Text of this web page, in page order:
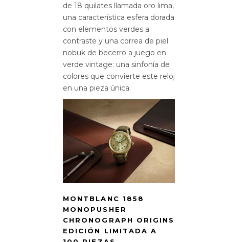
de 18 quilates llamada oro lima,
una característica esfera dorada
con elementos verdes a
contraste y una correa de piel
nobuk de becerro a juego en
verde vintage: una sinfonía de
colores que convierte este reloj
en una pieza única.
MONTBLANC 1858
MONOPUSHER
CHRONOGRAPH ORIGINS
EDICIÓN LIMITADA A